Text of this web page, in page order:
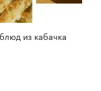
из кабачка